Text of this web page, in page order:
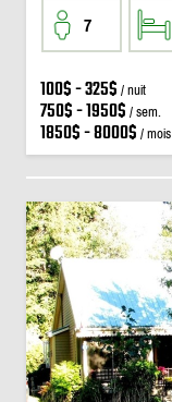
7
100$ - 325$ / nuit
750$ - 1950$ / sem.
1850$ - 8000$ / mois